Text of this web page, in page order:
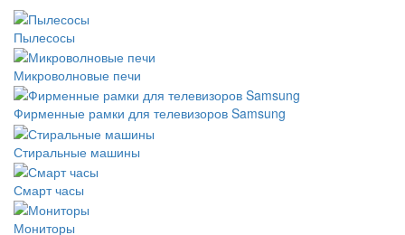
Пылесосы
Микроволновые печи
Фирменные рамки для телевизоров Samsung
Стиральные машины
Смарт часы
Мониторы